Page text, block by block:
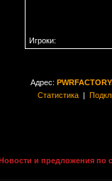
Игроки:
Адрес:
Статистика|
и предложения по